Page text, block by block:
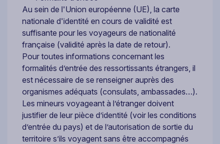
Au sein de l'Union européenne (UE), la carte
nationale d'identité en cours de validité est
suffisante pour les voyageurs de nationalité
française (validité après la date de retour).
Pour toutes informations concernant les
formalités d’entrée des ressortissants étrangers, il
est nécessaire de se renseigner auprès des
organismes adéquats (consulats, ambassades…).
Les mineurs voyageant à l’étranger doivent
justifier de leur pièce d’identité (voir les conditions
d’entrée du pays) et de l’autorisation de sortie du
territoire s’ils voyagent sans être accompagnés